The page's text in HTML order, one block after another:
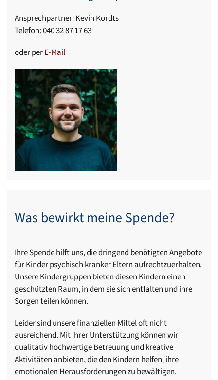
Ansprechpartner: Kevin Kordts
Telefon: 040 32 87 17 63
oder perE-Mail
Was bewirkt meine Spende?
Ihre Spende hilft uns, die dringend benötigten Angebote
für Kinder psychisch kranker Eltern aufrechtzuerhalten.
Unsere Kindergruppen bieten diesen Kindern einen
geschützten Raum, in dem sie sich entfalten und ihre
Sorgen teilen können.
Leider sind unsere finanziellen Mittel oft nicht
ausreichend. Mit Ihrer Unterstützung können wir
qualitativ hochwertige Betreuung und kreative
Aktivitäten anbieten, die den Kindern helfen, ihre
emotionalen Herausforderungen zu bewältigen.